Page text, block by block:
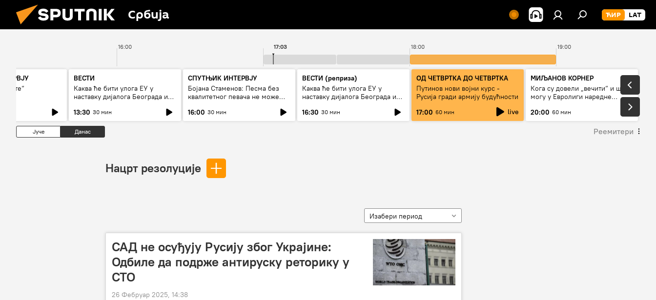
Србија
16:00 18:00 19:00
17:03
ВЕСТИ
Каква ће бити улога ЕУ у
наставку дијалога Београда и
13:30 30 мин
СПУТЊИК ИНТЕРВЈУ
Бојана Стаменов: Песма без
квалитетног певача не може
16:00 30 мин
ВЕСТИ (реприза)
Каква ће бити улога ЕУ у
наставку дијалога Београда и
16:30 30 мин
ОД ЧЕТВРТКА ДО ЧЕТВРТКА
Путинов нови војни курс -
Русија гради армију будућности
17:00 60 мин live
МИЉАНОВ КОРНЕР
Кога су довели „вечити“ и шта
могу у Евролиги наредне
20:00 60 мин
Јуче Данас Реемитери
Нацрт резолуције
Изабери период
САД не осуђују Русију због Украјине:
Одбиле да подрже антируску реторику у
СТО
26 Фебруар 2025, 14:38